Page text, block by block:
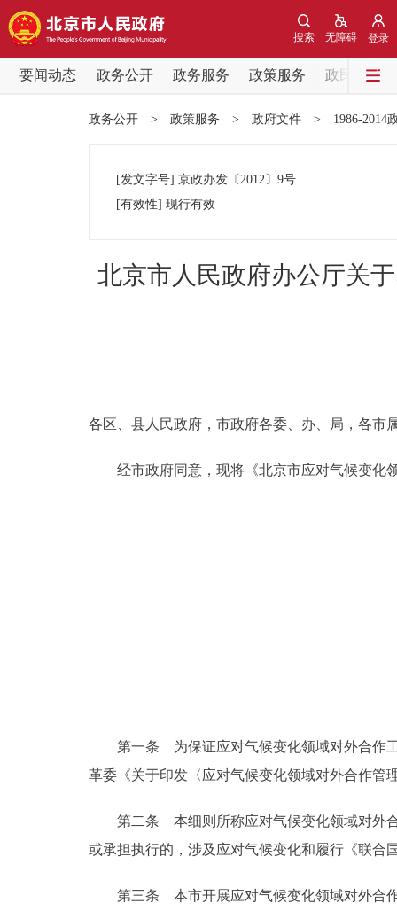
登录
无障碍
搜索
要闻动态 政务公开 政务服务 政策服务
政民互动
党中央精神
参与调查
走进北京
政务公开 > 政策服务 > 政府文件 > 1986-2014
[发文字号] 京政办发 〔2012〕 9号
[有效性] 现行有效
北京市人民政府办公厅关
各区、县人民政府，市政府各委、办、局，各市
经市政府同意，现将《北京市应对气候变化
第一条 为保证应对气候变化领域对外合作工
革委《关于印发〈应对气候变化领域对外合作管
第二条 本细则所称应对气候变化领域对外合
或承担执行的，涉及应对气候变化和履行《联合
第三条 本市开展应对气候变化领域对外合作